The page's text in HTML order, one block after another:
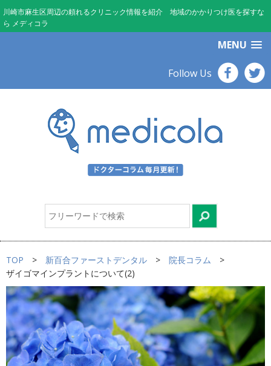
川崎市麻生区周辺の頼れるクリニック情報を紹介 地域のかかりつけ医を探すな
ら メディコラ
MENU
Follow Us
TOP 新百合ファーストデンタル
院長コラム
ザイゴマインプラントについて(2)